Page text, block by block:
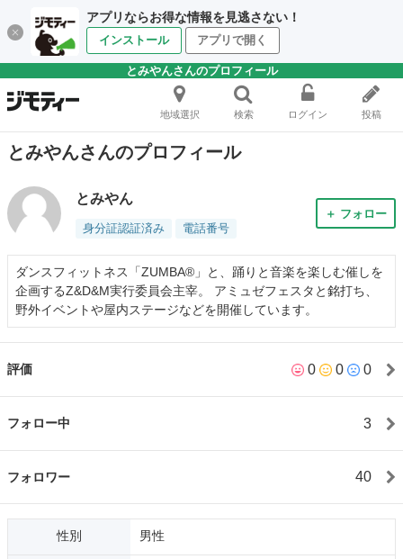
アプリならお得な情報を見逃さない！
インストール アプリで開く
とみやんさんのプロフィール
地域選択 検索 ログイン 投稿
とみやんさんのプロフィール
とみやん
身分証認証済み 電話番号
＋ フォロー
ダンスフィットネス「ZUMBA®」と、踊りと音楽を楽しむ催しを
企画するZ&D&M実行委員会主宰。 アミュゼフェスタと銘打ち、
野外イベントや屋内ステージなどを開催しています。
評価 0 0 0
フォロー中 3
フォロワー 40
性別 男性